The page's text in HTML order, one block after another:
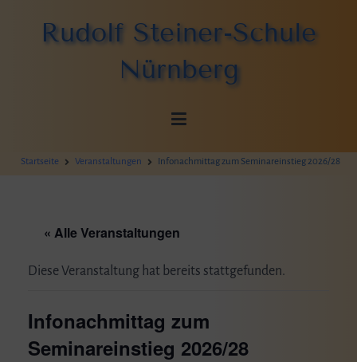
springenRudolf Steiner-Schule
Nürnberg
Startseite Veranstaltungen Infonachmittag zum Seminareinstieg 2026/28
« Alle Veranstaltungen
Diese Veranstaltung hat bereits stattgefunden.
Infonachmittag zum
Seminareinstieg 2026/28